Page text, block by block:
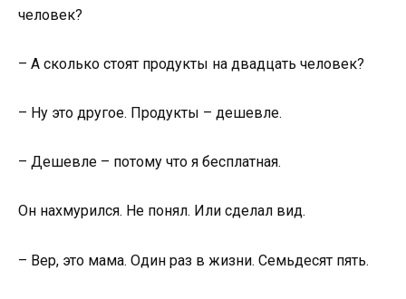
человек?
– А сколько стоят продукты на двадцать человек?
– Ну это другое. Продукты – дешевле.
– Дешевле – потому что я бесплатная.
Он нахмурился. Не понял. Или сделал вид.
– Вер, это мама. Один раз в жизни. Семьдесят пять.